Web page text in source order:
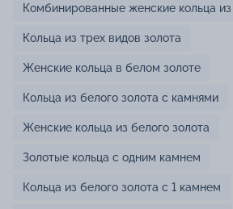
Комбинированные женские кольца
Кольца из трех видов золота
Женские кольца в белом золоте
Кольца из белого золота с камнями
Женские кольца из белого золота
Золотые кольца с одним камнем
Кольца из белого золота с 1 камнем